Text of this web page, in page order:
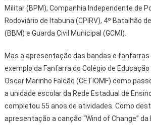
Militar (BPM), Companhia Independente de
Rodoviário de Itabuna (CPIRV), 4º Batalhão
(BBM) e Guarda Civil Municipal (GCMI).
Mas a apresentação das bandas e fanfarras
exemplo da Fanfarra do Colégio de
Oscar Marinho Falcão (CETIOMF) como
a unidade escolar da Rede Estadual de
completou 55 anos de atividades. Como
apresentação a canção “Wind of Change” da